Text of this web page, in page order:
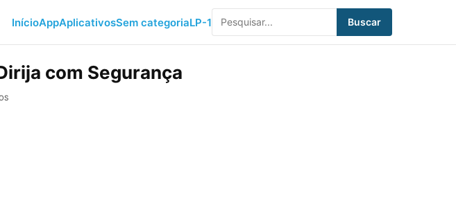
InícioAppAplicativosSem categoriaLP-1 Buscar
com Segurança